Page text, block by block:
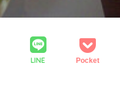
LINE Pocket